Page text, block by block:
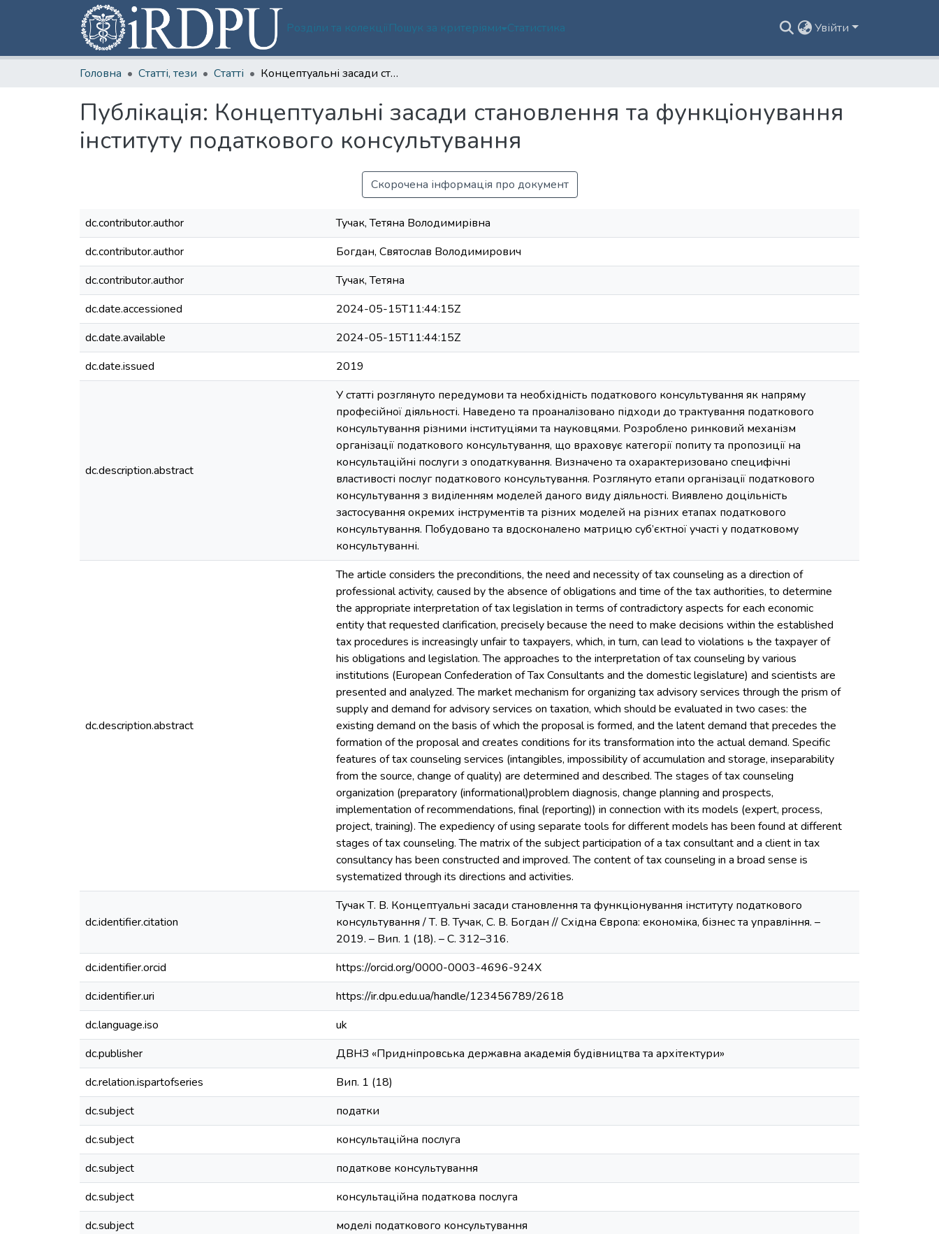
Розділи та колекціїПошук за критеріями Статистика Увійти
Головна Статті, тези Статті Концептуальні засади становлення та функціонування інституту податкового консультування
Публікація: Концептуальні засади становлення та функціонування
інституту податкового консультування
Скорочена інформація про документ
dc.contributor.author
Тучак, Тетяна Володимирівна
dc.contributor.author
Богдан, Святослав Володимирович
dc.contributor.author
Тучак, Тетяна
dc.date.accessioned
2024-05-15T11:44:15Z
dc.date.available
2024-05-15T11:44:15Z
dc.date.issued
2019
dc.description.abstract
У статті розглянуто передумови та необхідність податкового консультування як напряму
професійної діяльності. Наведено та проаналізовано підходи до трактування податкового
консультування різними інституціями та науковцями. Розроблено ринковий механізм
організації податкового консультування, що враховує категорії попиту та пропозиції на
консультаційні послуги з оподаткування. Визначено та охарактеризовано специфічні
властивості послуг податкового консультування. Розглянуто етапи організації податкового
консультування з виділенням моделей даного виду діяльності. Виявлено доцільність
застосування окремих інструментів та різних моделей на різних етапах податкового
консультування. Побудовано та вдосконалено матрицю суб’єктної участі у податковому
консультуванні.
dc.description.abstract
The article considers the preconditions, the need and necessity of tax counseling as a direction of
professional activity, caused by the absence of obligations and time of the tax authorities, to determine
the appropriate interpretation of tax legislation in terms of contradictory aspects for each economic
entity that requested clarification, precisely because the need to make decisions within the established
tax procedures is increasingly unfair to taxpayers, which, in turn, can lead to violations ь the taxpayer of
his obligations and legislation. The approaches to the interpretation of tax counseling by various
institutions (European Confederation of Tax Consultants and the domestic legislature) and scientists are
presented and analyzed. The market mechanism for organizing tax advisory services through the prism of
supply and demand for advisory services on taxation, which should be evaluated in two cases: the
existing demand on the basis of which the proposal is formed, and the latent demand that precedes the
formation of the proposal and creates conditions for its transformation into the actual demand. Specific
features of tax counseling services (intangibles, impossibility of accumulation and storage, inseparability
from the source, change of quality) are determined and described. The stages of tax counseling
organization (preparatory (informational)problem diagnosis, change planning and prospects,
implementation of recommendations, final (reporting)) in connection with its models (expert, process,
project, training). The expediency of using separate tools for different models has been found at different
stages of tax counseling. The matrix of the subject participation of a tax consultant and a client in tax
consultancy has been constructed and improved. The content of tax counseling in a broad sense is
systematized through its directions and activities.
dc.identifier.citation
Тучак Т. В. Концептуальні засади становлення та функціонування інституту податкового
консультування / Т. В. Тучак, С. В. Богдан // Східна Європа: економіка, бізнес та управління. –
2019. – Вип. 1 (18). – С. 312–316.
dc.identifier.orcid
https://orcid.org/0000-0003-4696-924X
dc.identifier.uri
https://ir.dpu.edu.ua/handle/123456789/2618
dc.language.iso
uk
dc.publisher
ДВНЗ «Придніпровська державна академія будівництва та архітектури»
dc.relation.ispartofseries
Вип. 1 (18)
dc.subject
податки
dc.subject
консультаційна послуга
dc.subject
податкове консультування
dc.subject
консультаційна податкова послуга
dc.subject
моделі податкового консультування